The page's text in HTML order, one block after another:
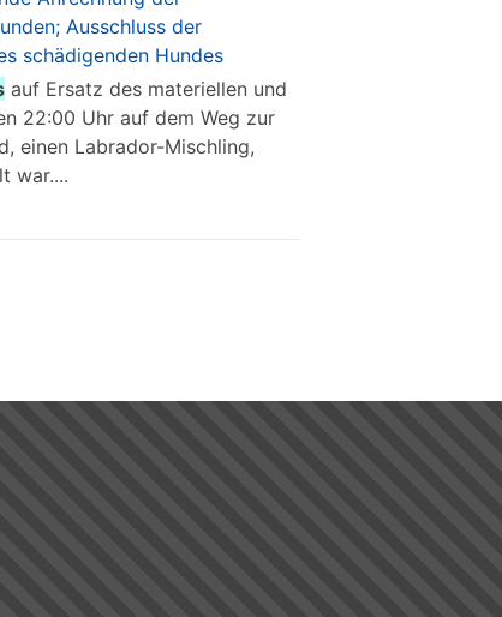
Ausschluss der
schädigenden Hundes
auf Ersatz des materiellen und
22:00 Uhr auf dem Weg zur
einen Labrador-Mischling,
war....